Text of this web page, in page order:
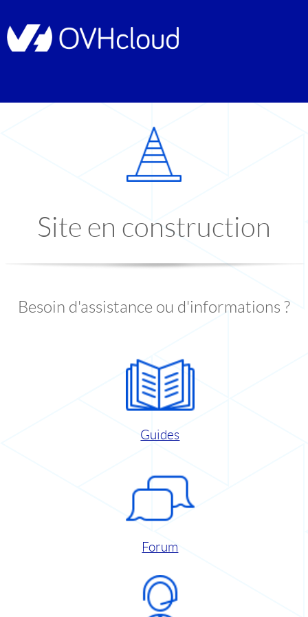
Site en construction
Besoin d'assistance ou d'informations ?
Guides
Forum